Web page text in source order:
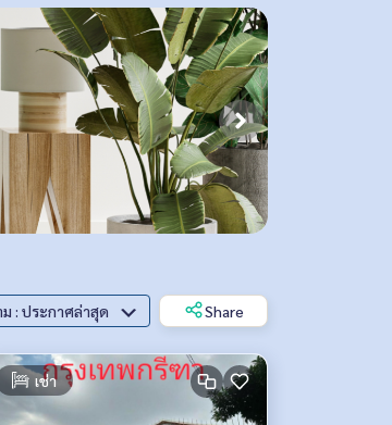
เรียงตาม : ประกาศล่าสุด Share
เช่า